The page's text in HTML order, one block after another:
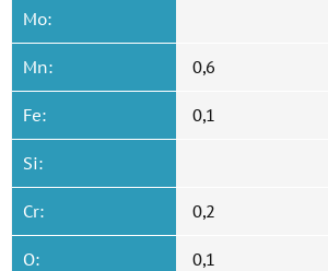
Mo:
Mn: 0,6
Fe: 0,1
Si:
Cr: 0,2
O: 0,1